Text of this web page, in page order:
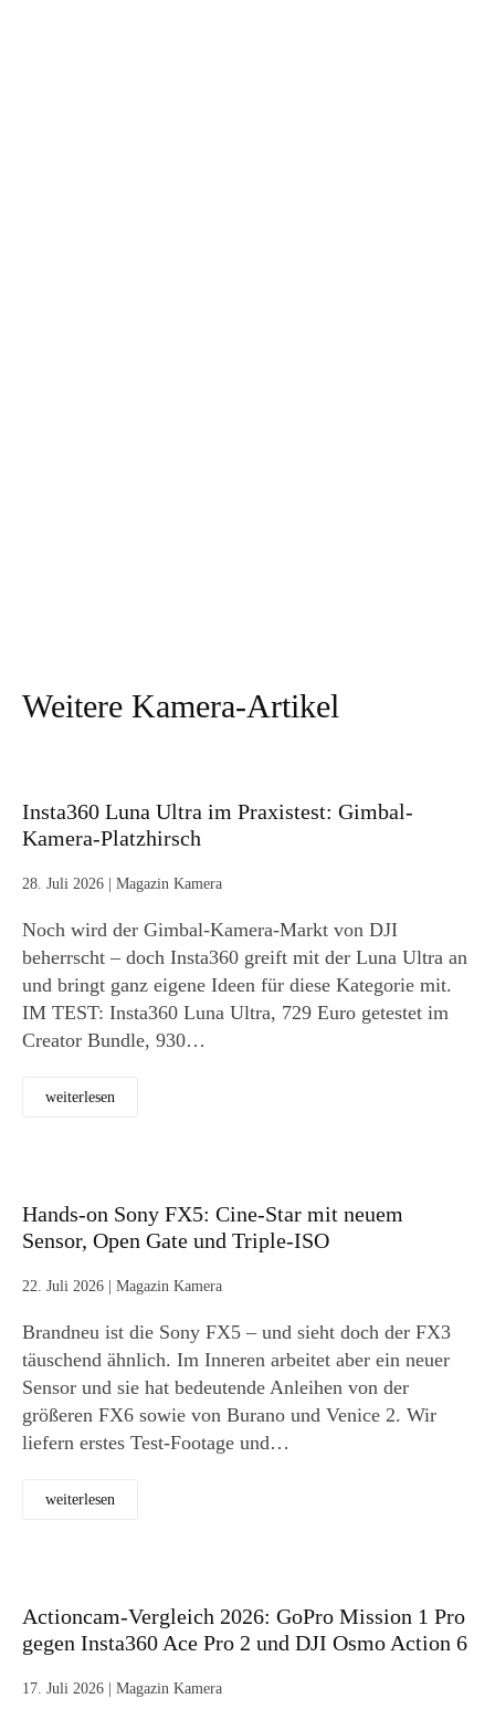
Weitere Kamera-Artikel
Insta360 Luna Ultra im Praxistest: Gimbal-
Kamera-Platzhirsch
28. Juli 2026 Magazin Kamera
Noch wird der Gimbal-Kamera-Markt von DJI
beherrscht – doch Insta360 greift mit der Luna Ultra an
und bringt ganz eigene Ideen für diese Kategorie mit.
IM TEST: Insta360 Luna Ultra, 729 Euro getestet im
Creator Bundle, 930…
weiterlesen
Hands-on Sony FX5: Cine-Star mit neuem
Sensor, Open Gate und Triple-ISO
22. Juli 2026 Magazin Kamera
Brandneu ist die Sony FX5 – und sieht doch der FX3
täuschend ähnlich. Im Inneren arbeitet aber ein neuer
Sensor und sie hat bedeutende Anleihen von der
größeren FX6 sowie von Burano und Venice 2. Wir
liefern erstes Test-Footage und…
weiterlesen
Actioncam-Vergleich 2026: GoPro Mission 1 Pro
gegen Insta360 Ace Pro 2 und DJI Osmo Action 6
17. Juli 2026 Magazin Kamera